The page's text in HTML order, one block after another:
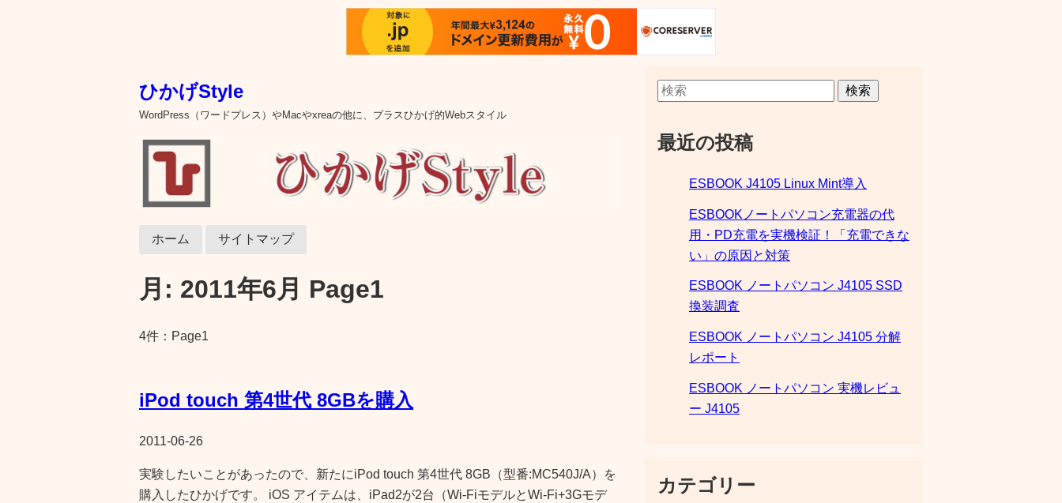
ひかげStyle
WordPress（ワードプレス）やMacやxreaの他に、プラスひかげ的Webスタイル
ホーム サイトマップ
月: 2011年6月 Page1
4件：Page1
iPod touch 第4世代 8GBを購入
2011-06-26
実験したいことがあったので、新たにiPod touch 第4世代 8GB（型番:MC540J/A）を
購入したひかげです。 iOS アイテムは、iPad2が2台（Wi-FiモデルとWi-Fi+3Gモデ
検索
最近の投稿
ESBOOK J4105 Linux Mint導入
ESBOOKノートパソコン充電器の代
用・PD充電を実機検証！「充電できな
い」の原因と対策
ESBOOK ノートパソコン J4105 SSD
換装調査
ESBOOK ノートパソコン J4105 分解
レポート
ESBOOK ノートパソコン 実機レビュ
ー J4105
カテゴリー